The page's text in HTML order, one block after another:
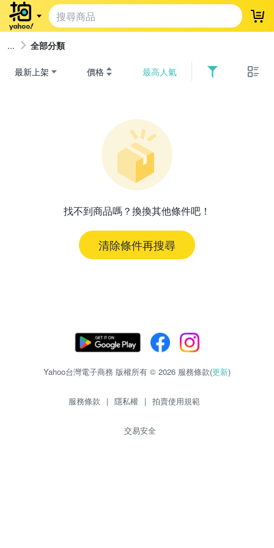
登
全部分類
最新上架 價格 最高人氣
找不到商品嗎？換換其他條件吧！
清除條件再搜尋
Yahoo台灣電子商務 版權所有 © 2026 服務條款(更新)
服務條款 | 隱私權 | 拍賣使用規範
交易安全